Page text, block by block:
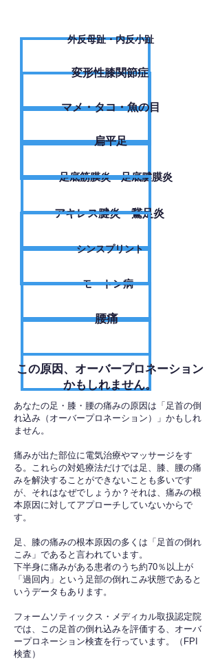
外反母趾・内反小趾
変形性膝関節症
​マメ・タコ・魚の目
扁平足
足底筋膜炎・足底腱膜炎
アキレス腱炎・鵞足炎
シンスプリント
モートン病
腰痛
​この原因、オーバープロネーション
かもしれません。
あなたの足・膝・腰の痛みの原因は「足首の倒
れ込み（オーバープロネーション）」かもしれ
ません。
痛みが出た部位に電気治療やマッサージをす
る。これらの対処療法だけでは足、膝、腰の痛
みを解決することができないことも多いです
が、それはなぜでしょうか？それは、痛みの根
本原因に対してアプローチしていないからで
す。
足、膝の痛みの根本原因の多くは「足首の倒れ
こみ」であると言われています。
下半身に痛みがある患者のうち約70％以上が
「過回内」という足部の倒れこみ状態であると
いうデータもあります。
フォームソティックス・メディカル取扱認定院
では、この足首の倒れ込みを評価する、オーバ
ープロネーション検査を行っています。（FPI
検査）​